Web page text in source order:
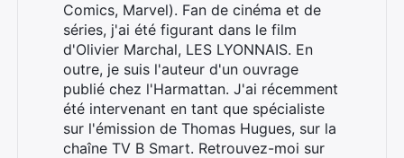
Comics, Marvel). Fan de cinéma et de
séries, j'ai été figurant dans le film
d'Olivier Marchal, LES LYONNAIS. En
outre, je suis l'auteur d'un ouvrage
publié chez l'Harmattan. J'ai récemment
été intervenant en tant que spécialiste
sur l'émission de Thomas Hugues, sur la
chaîne TV B Smart. Retrouvez-moi sur